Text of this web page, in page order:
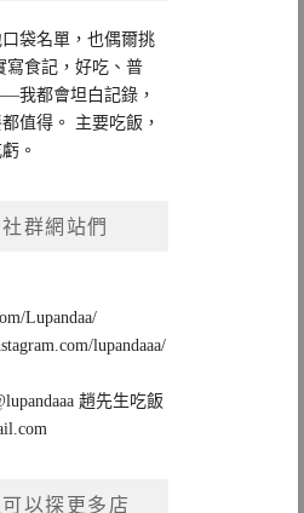
袋名單，也偶爾挑
寫食記，好吃、普
我都會坦白記錄，
值得。 主要吃飯，
。
群網站們
Lupandaa/
lupandaaa/
趙先生吃飯
以探更多店